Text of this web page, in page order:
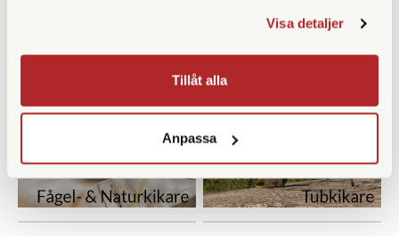
Visa detaljer
Tillåt alla
Anpassa